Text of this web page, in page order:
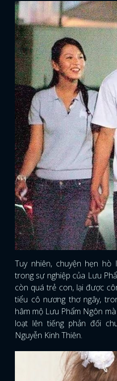
Tuy nhiên, chuyện hẹn
trong sự nghiệp của Lưu
còn quá trẻ con, lại được
tiểu cô nương thơ ngây,
hâm mộ Lưu Phẩm Ngôn
loạt lên tiếng phản đối
Nguyễn Kinh Thiên.